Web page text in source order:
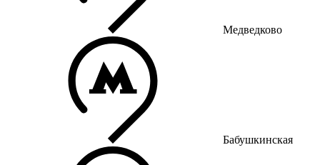
Медведково
Бабушкинская